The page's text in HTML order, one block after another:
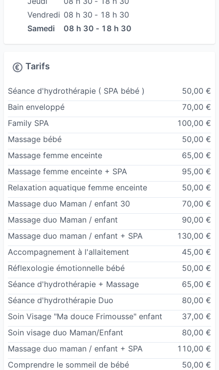
sur ses deux dernières années à l’école du bien
naître mais aussi chez le bien naitre de bébé.
Je peux vous accompagner sur pleins de
consultations sommeil, le spa bébé, massage
femme enceinte, massage duo maman/enfants,
spa familial mais aussi des consultations
allaitement ou des accompagnement globaux
autour de la périnatalité.
N’hésitez pas à me contacter par téléphone pour
plus d’informations ou questionnement. Je me
ferais une joie d’y répondre.
A bientôt
Chloé
Vendredi 08 h 30 ‐ 18 h 30
Samedi
08 h 30 ‐ 18 h 30
Tarifs
Séance d'hydrothérapie ( SPA bébé )
50,00 €
Bain enveloppé
70,00 €
Family SPA
100,00 €
Massage bébé
50,00 €
Massage femme enceinte
65,00 €
Massage femme enceinte + SPA
95,00 €
Relaxation aquatique femme enceinte
50,00 €
Massage duo Maman / enfant 30
70,00 €
Massage duo Maman / enfant
90,00 €
Massage duo maman / enfant + SPA
130,00 €
Accompagnement à l'allaitement
45,00 €
Réflexologie émotionnelle bébé
50,00 €
Séance d'hydrothérapie + Massage
65,00 €
Séance d'hydrothérapie Duo
80,00 €
Soin Visage "Ma douce Frimousse" enfant
37,00 €
Soin visage duo Maman/Enfant
80,00 €
Massage duo maman / enfant + SPA
110,00 €
Comprendre le sommeil de bébé
50,00 €